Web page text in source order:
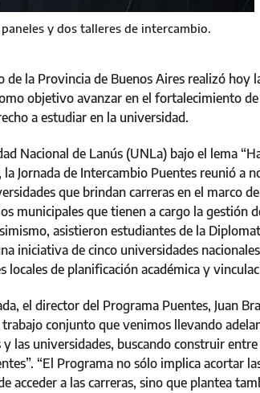
y dos talleres de intercambio.
la Provincia de Buenos Aires realizó hoy
objetivo avanzar en el fortalecimiento
a estudiar en la universidad.
Nacional de Lanús (UNLa) bajo el lema
Jornada de Intercambio Puentes reunió a
que brindan carreras en el marco
municipales que tienen a cargo la gestión
asistieron estudiantes de la
iniciativa de cinco universidades
locales de planificación académica y
el director del Programa Puentes, Juan
conjunto que venimos llevando
las universidades, buscando construir
“El Programa no sólo implica acortar
acceder a las carreras, sino que plantea